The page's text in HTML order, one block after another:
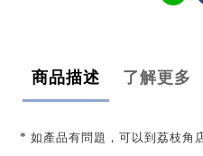
商品描述 了解更多
* 如產品有問題，可以到荔枝角